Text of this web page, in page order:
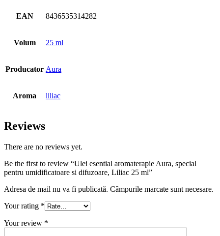
EAN 8436535314282
Volum 25 ml
Producator Aura
Aroma liliac
Reviews
There are no reviews yet.
Be the first to review “Ulei esential aromaterapie Aura, special
pentru umidificatoare si difuzoare, Liliac 25 ml”
Adresa de mail nu va fi publicată. Câmpurile marcate sunt necesare.
Your rating *
Your review *